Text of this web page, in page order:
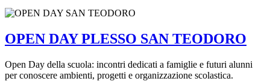
OPEN DAY PLESSO SAN TEODORO
Open Day della scuola: incontri dedicati a famiglie e futuri alunni
per conoscere ambienti, progetti e organizzazione scolastica.